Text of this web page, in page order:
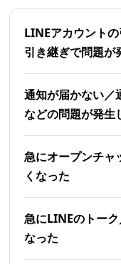
LINEアカウント
引き継ぎで問題が
通知が届かない／
などの問題が発生
急にオープンチャ
くなった
急にLINEのトー
なった